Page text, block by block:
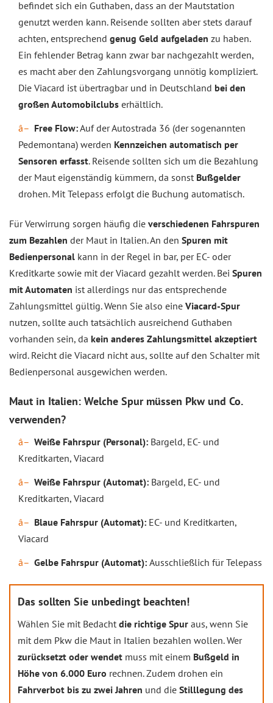
befindet sich ein Guthaben, dass an der Mautstation
genutzt werden kann. Reisende sollten aber stets darauf
achten, entsprechend genug Geld aufgeladen zu haben.
Ein fehlender Betrag kann zwar bar nachgezahlt werden,
es macht aber den Zahlungsvorgang unnötig kompliziert.
Die Viacard ist übertragbar und in Deutschland bei den
großen Automobilclubs erhältlich.
Free Flow:Auf der Autostrada 36 (der sogenannten
Pedemontana) werden Kennzeichen automatisch per
Sensoren erfasst. Reisende sollten sich um die Bezahlung
der Maut eigenständig kümmern, da sonst Bußgelder
drohen. Mit Telepass erfolgt die Buchung automatisch.
Für Verwirrung sorgen häufig die verschiedenen Fahrspuren
zum Bezahlen der Maut in Italien. An den Spuren mit
Bedienpersonal kann in der Regel in bar, per EC- oder
Kreditkarte sowie mit der Viacard gezahlt werden. Bei Spuren
mit Automaten ist allerdings nur das entsprechende
Zahlungsmittel gültig. Wenn Sie also eine Viacard-Spur
nutzen, sollte auch tatsächlich ausreichend Guthaben
vorhanden sein, da kein anderes Zahlungsmittel akzeptiert
wird. Reicht die Viacard nicht aus, sollte auf den Schalter mit
Bedienpersonal ausgewichen werden.
Maut in Italien: Welche Spur müssen Pkw und Co.
verwenden?
Weiße Fahrspur (Personal): Bargeld, EC- und
Kreditkarten, Viacard
Weiße Fahrspur (Automat): Bargeld, EC- und
Kreditkarten, Viacard
Blaue Fahrspur (Automat): EC- und Kreditkarten,
Viacard
Gelbe Fahrspur (Automat): Ausschließlich für Telepass
Das sollten Sie unbedingt beachten!
Wählen Sie mit Bedacht die richtige Spur aus, wenn Sie
mit dem Pkw die Maut in Italien bezahlen wollen. Wer
zurücksetzt oder wendet muss mit einem Bußgeld in
Höhe von 6.000 Euro rechnen. Zudem drohen ein
Fahrverbot bis zu zwei Jahren und die Stilllegung des